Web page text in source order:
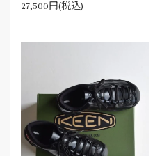
27,500円(税込)